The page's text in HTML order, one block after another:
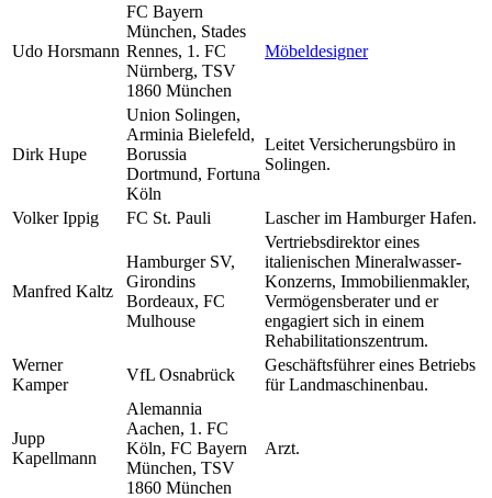
Udo Horsmann
FC Bayern
München, Stades
Rennes, 1. FC
Nürnberg, TSV
1860 München
Möbeldesigner
Dirk Hupe
Union Solingen,
Arminia Bielefeld,
Borussia
Dortmund, Fortuna
Köln
Leitet Versicherungsbüro in
Solingen.
Volker Ippig FC St. Pauli Lascher im Hamburger Hafen.
Manfred Kaltz
Hamburger SV,
Girondins
Bordeaux, FC
Mulhouse
Vertriebsdirektor eines
italienischen Mineralwasser-
Konzerns, Immobilienmakler,
Vermögensberater und er
engagiert sich in einem
Rehabilitationszentrum.
Werner
Kamper
VfL Osnabrück
Geschäftsführer eines Betriebs
für Landmaschinenbau.
Jupp
Kapellmann
Alemannia
Aachen, 1. FC
Köln, FC Bayern
München, TSV
1860 München
Arzt.